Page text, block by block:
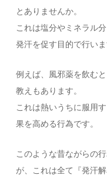
とありませんか。
これは塩分やミネラル
発汗を促す目的で行いま
例えば、風邪薬を飲む
教えもあります。
これは熱いうちに服用
果を高める行為です。
このような昔ながらの
が、これは全て『発汗